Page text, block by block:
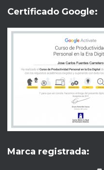
UX Creative
Certificado Google:
Marca registrada: